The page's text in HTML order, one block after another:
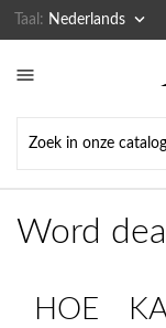
Taal: Nederlands 

Word
HOE